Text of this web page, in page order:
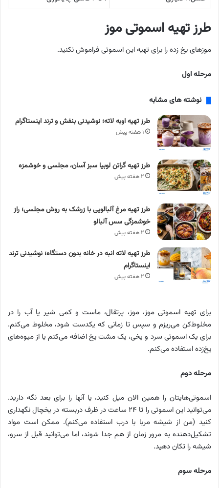
طرز تهیه اسموتی موز
موزهای یخ زده را برای تهیه این اسموتی فراموش نکنید.
مرحله اول
نوشته های مشابه
طرز تهیه اوبه لاته؛ نوشیدنی بنفش و ترند اینستاگرام
۱ هفته پیش
طرز تهیه گراتن لوبیا سبز آسان، مجلسی و خوشمزه
۲ هفته پیش
طرز تهیه مرغ آلبالویی با زرشک به روش مجلسی؛ راز
خوشمزگی سس آلبالو
۲ هفته پیش
طرز تهیه لاته انبه در خانه بدون دستگاه؛ نوشیدنی ترند
اینستاگرام
۲ هفته پیش
برای تهیه اسموتی موز، موز، پرتقال، ماست و کمی شیر یا آب را در
مخلوط‌کن می‌ریزم و سپس تا زمانی که یکدست شود، مخلوط می‌کنم.
برای یک اسموتی سرد و یخی، یک مشت یخ اضافه می‌کنم یا از میوه‌های
یخ‌زده استفاده می‌کنم.
مرحله دوم
اسموتی‌هایتان را همین الان میل کنید، یا آنها را برای بعد نگه دارید.
می‌توانید این اسموتی را تا ۲۴ ساعت در ظرف دربسته در یخچال نگهداری
کنید (من از شیشه مربا با درب استفاده می‌کنم). ممکن است مواد
تشکیل‌دهنده به مرور زمان از هم جدا شوند، اما می‌توانید قبل از سرو،
شیشه را تکان دهید.
مرحله سوم